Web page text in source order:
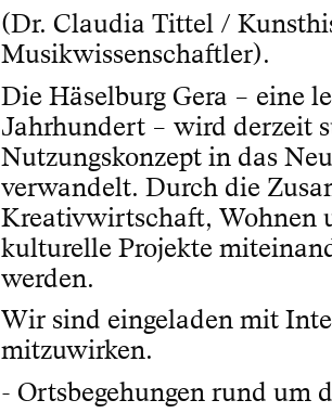
(Dr. Claudia Tittel /
Musikwissenschaftler).
Die Häselburg Gera – eine
Jahrhundert – wird derzeit
Nutzungskonzept in das
verwandelt. Durch die
Kreativwirtschaft, Wohnen
kulturelle Projekte
werden.
Wir sind eingeladen mit
mitzuwirken.
- Ortsbegehungen rund um